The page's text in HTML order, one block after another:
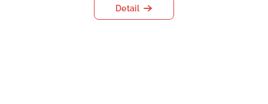
Detail